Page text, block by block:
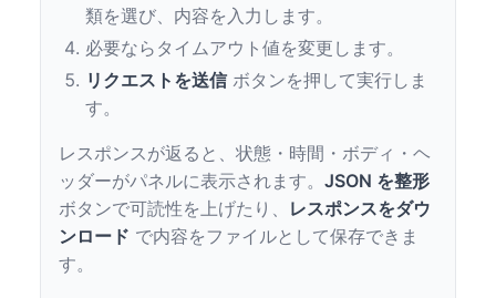
類を選び、内容を入力します。
必要ならタイムアウト値を変更します。
リクエストを送信ボタンを押して実行しま
す。
レスポンスが返ると、状態・時間・ボディ・ヘ
ッダーがパネルに表示されます。 JSON を整形
ボタンで可読性を上げたり、 レスポンスをダウ
ンロード で内容をファイルとして保存できま
す。